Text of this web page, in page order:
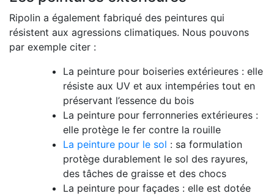
Ripolin a également fabriqué des peintures qui
résistent aux agressions climatiques. Nous pouvons
par exemple citer :
La peinture pour boiseries extérieures : elle
résiste aux UV et aux intempéries tout en
préservant l’essence du bois
La peinture pour ferronneries extérieures :
elle protège le fer contre la rouille
La peinture pour le sol : sa formulation
protège durablement le sol des rayures,
des tâches de graisse et des chocs
La peinture pour façades : elle est dotée